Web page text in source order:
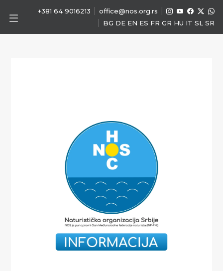
+381 64 9016213 office@nos.org.rs
BG DE EN ES FR GR HU IT SL SR